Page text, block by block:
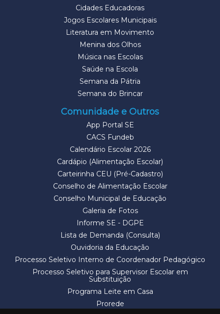
Cidades Educadoras
Jogos Escolares Municipais
Literatura em Movimento
Menina dos Olhos
Música nas Escolas
Saúde na Escola
Semana da Pátria
Semana do Brincar
Comunidade e Outros
App Portal SE
CACS Fundeb
Calendário Escolar 2026
Cardápio (Alimentação Escolar)
Carteirinha CEU (Pré-Cadastro)
Conselho de Alimentação Escolar
Conselho Municipal de Educação
Galeria de Fotos
Informe SE - DGPE
Lista de Demanda (Consulta)
Ouvidoria da Educação
Processo Seletivo Interno de Coordenador Pedagógico
Processo Seletivo para Supervisor Escolar em
Substituição
Programa Leite em Casa
Prorede